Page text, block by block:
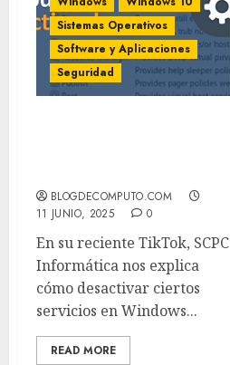
Sistemas Operativos
Software y Aplicaciones
Seguridad
BLOGDECOMPUTO.COM
11 JUNIO, 2025
0
En su reciente TikTok, SCPC
Informática nos explica
cómo desactivar ciertos
servicios en Windows...
READ MORE